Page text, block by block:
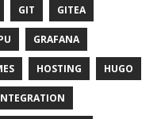
GIT GITEA
GRAFANA
HOSTING HUGO